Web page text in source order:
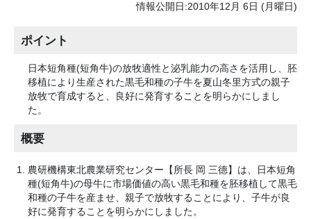
情報公開日:2010年12月 6日 (月曜日)
ポイント
日本短角種(短角牛)の放牧適性と泌乳能力の高さを活用し、胚
移植により生産された黒毛和種の子牛を夏山冬里方式の親子
放牧で育成すると、良好に発育することを明らかにしまし
た。
概要
農研機構東北農業研究センター【所長 岡 三德】は、日本短角
種(短角牛)の母牛に市場価値の高い黒毛和種を胚移植して黒毛
和種の子牛を産ませ、親子で放牧することにより、子牛が良
好に発育することを明らかにしました。